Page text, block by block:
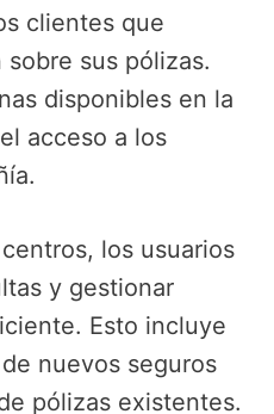
clientes que
sus pólizas.
disponibles en la
acceso a los
los usuarios
y gestionar
Esto incluye
nuevos seguros
pólizas existentes.